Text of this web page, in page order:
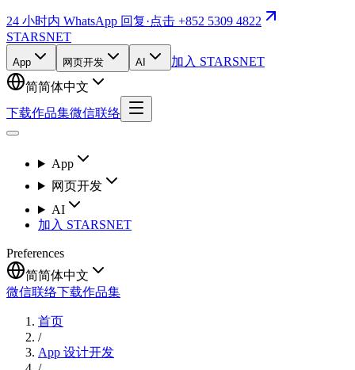
24 小时内 WhatsApp 回复·点击 +852 5309 4822
STARSNET
App 网页开发 AI
加入 STARSNET
简简体中文
下载作品集微信联络
App
网页开发
AI
加入 STARSNET
Preferences
简简体中文
微信联络下载作品集
首页
/
App 设计开发